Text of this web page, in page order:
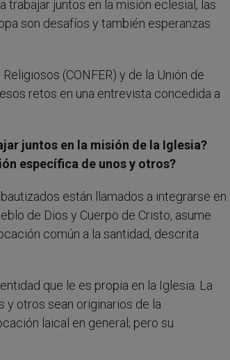
trabajar juntos en la misión eclesial, las
son desafíos y también esperanzas
(CONFER) y de la Unión de
retos en una entrevista concedida a
juntos en la misión de la Iglesia?
específica de unos y otros?
están llamados a integrarse en
de Dios y Cuerpo de Cristo, asume
común a la santidad, descrita
que le es propia en la Iglesia. La
y otros sean originarios de la
laical en general; pero su